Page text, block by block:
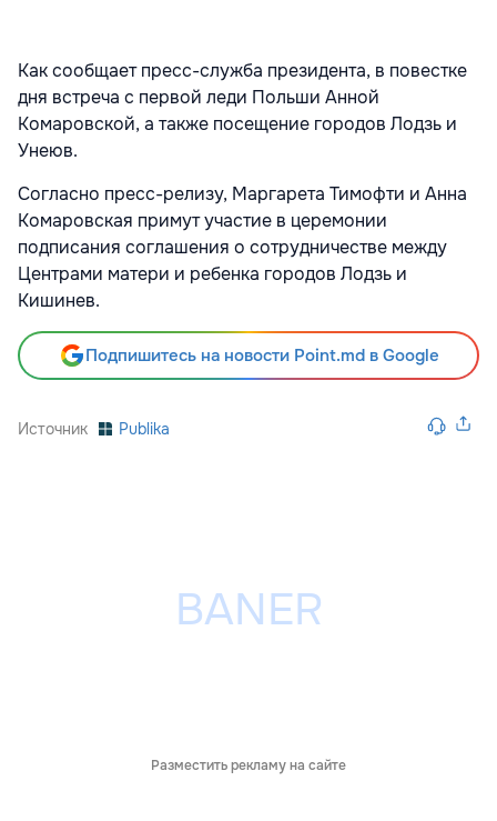
Как сообщает пресс-служба президента, в повестке
дня встреча с первой леди Польши Анной
Комаровской, а также посещение городов Лодзь и
Унеюв.
Согласно пресс-релизу, Маргарета Тимофти и Анна
Комаровская примут участие в церемонии
подписания соглашения о сотрудничестве между
Центрами матери и ребенка городов Лодзь и
Кишинев.
Подпишитесь на новости Point.md в Google
Источник Publika
Разместить рекламу на сайте